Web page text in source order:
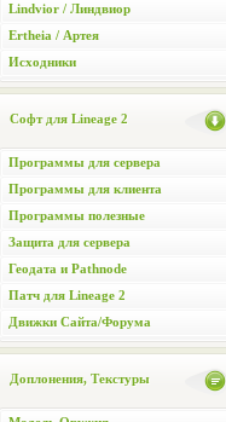
Lindvior / Линдвиор
Ertheia / Артея
Исходники
Софт для Lineage 2
Программы для сервера
Программы для клиента
Программы полезные
Защита для сервера
Геодата и Pathnode
Патч для Lineage 2
Движки Сайта/Форума
Доплонения, Текстуры